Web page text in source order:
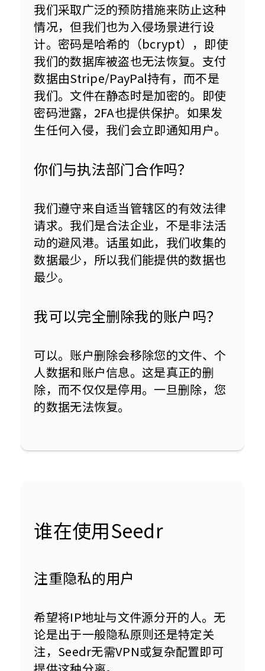
我们采取广泛的预防措施来防止这种
情况，但我们也为入侵场景进行设
计。密码是哈希的（bcrypt），即使
我们的数据库被盗也无法恢复。支付
数据由Stripe/PayPal持有，而不是
我们。文件在静态时是加密的。即使
密码泄露，2FA也提供保护。如果发
生任何入侵，我们会立即通知用户。
你们与执法部门合作吗？
我们遵守来自适当管辖区的有效法律
请求。我们是合法企业，不是非法活
动的避风港。话虽如此，我们收集的
数据最少，所以我们能提供的数据也
最少。
我可以完全删除我的账户吗？
可以。账户删除会移除您的文件、个
人数据和账户信息。这是真正的删
除，而不仅仅是停用。一旦删除，您
的数据无法恢复。
谁在使用Seedr
注重隐私的用户
希望将IP地址与文件源分开的人。无
论是出于一般隐私原则还是特定关
注，Seedr无需VPN或复杂配置即可